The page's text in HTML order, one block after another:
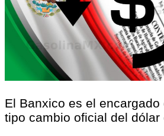
El Banxico es el
tipo cambio oficial del dólar